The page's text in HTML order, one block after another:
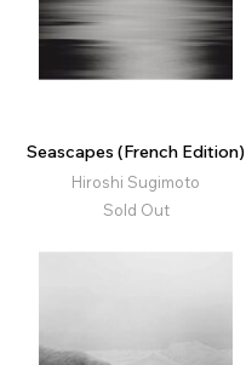
Seascapes (French Edition)
Hiroshi Sugimoto
Sold Out